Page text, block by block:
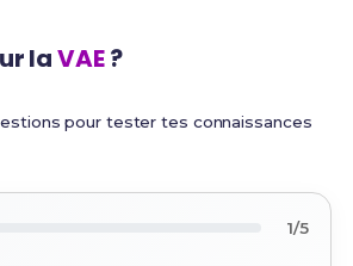
laVAE?
pour tester tes connaissances
1/5